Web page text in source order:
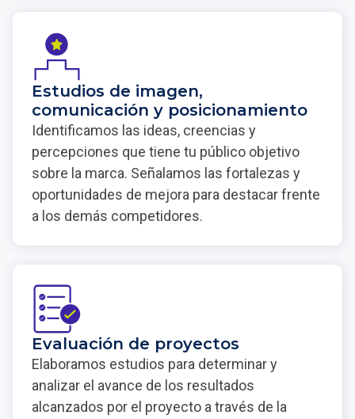
Estudios de imagen,
comunicación y posicionamiento
Identificamos las ideas, creencias y
percepciones que tiene tu público objetivo
sobre la marca. Señalamos las fortalezas y
oportunidades de mejora para destacar frente
a los demás competidores.
Evaluación de proyectos
Elaboramos estudios para determinar y
analizar el avance de los resultados
alcanzados por el proyecto a través de la